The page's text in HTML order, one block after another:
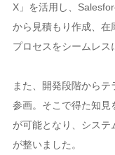
X」を活用し、
から見積もり作成、在
プロセスをシームレス
また、開発段階から
参画。そこで得た知見
が可能となり、システ
が整いました。